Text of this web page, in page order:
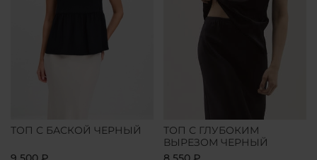
ТОП С БАСКОЙ ЧЕРНЫЙ
ТОП С ГЛУБОКИМ
ВЫРЕЗОМ ЧЕРНЫЙ